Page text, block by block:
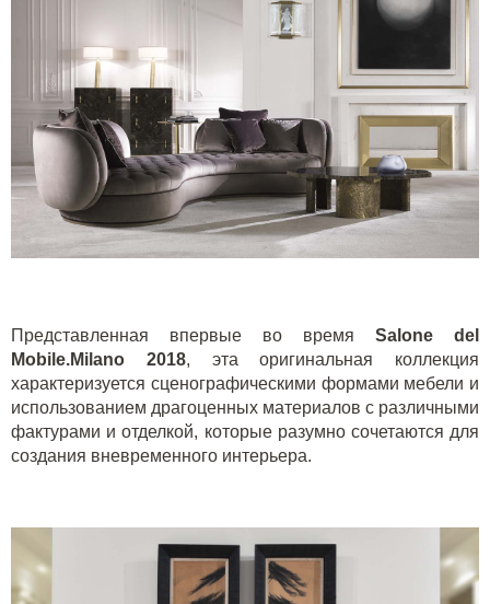
Представленная впервые во время Salone del
Mobile.Milano 2018, эта оригинальная коллекция
характеризуется сценографическими формами мебели и
использованием драгоценных материалов с различными
фактурами и отделкой, которые разумно сочетаются для
создания вневременного интерьера.